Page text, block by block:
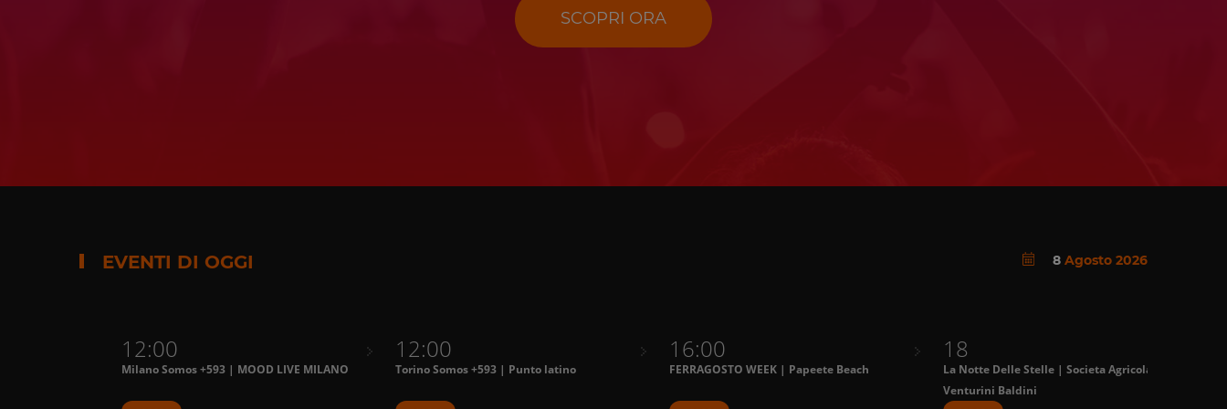
SCOPRI ORA
EVENTI DI OGGI 8 Agosto 2026
12:00
Milano Somos +593 | MOOD LIVE MILANO
12:00
Torino Somos +593 | Punto latino
16:00
FERRAGOSTO WEEK | Papeete Beach
18
La Notte Delle Stelle | Societa Agricola
Venturini Baldini